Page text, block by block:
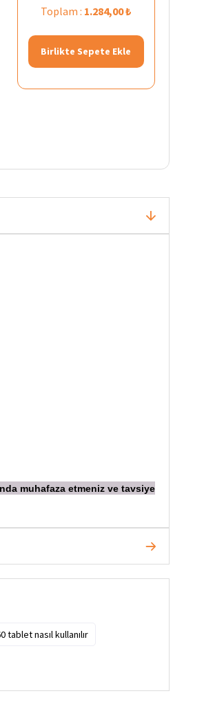
Toplam : 1.284,00 ₺
Birlikte Sepete Ekle
muhafaza etmeniz ve tavsiye
tablet nasıl kullanılır